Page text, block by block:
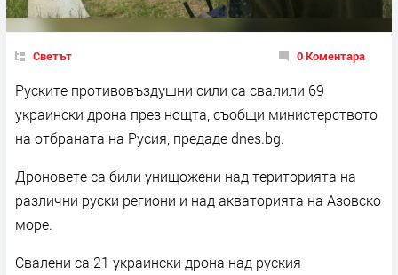
Светът 0 Коментара
Руските противовъздушни сили са свалили 69
украински дрона през нощта, съобщи министерството
на отбраната на Русия, предаде dnes.bg.
Дроновете са били унищожени над територията на
различни руски региони и над акваторията на Азовско
море.
Свалени са 21 украински дрона над руския